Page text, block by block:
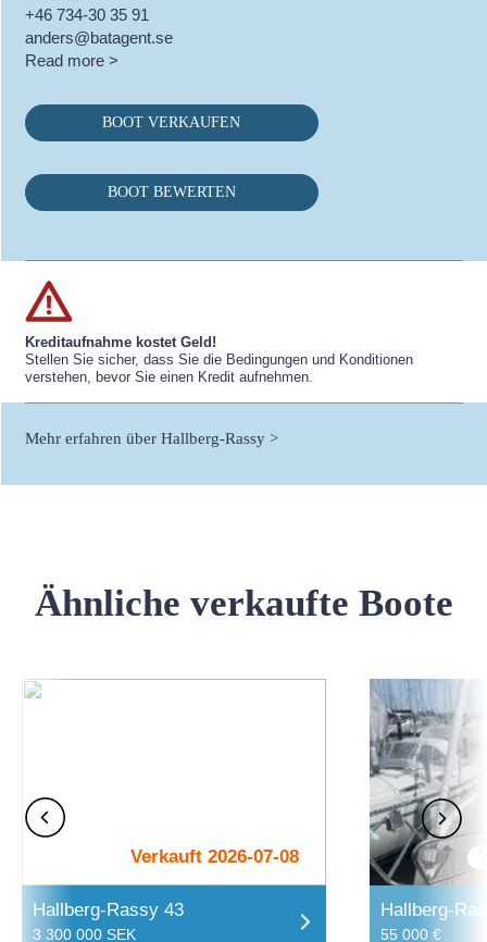
+46 734-30 35 91
anders@batagent.se
Read more >
BOOT VERKAUFEN
BOOT BEWERTEN
Kreditaufnahme kostet Geld!
Stellen Sie sicher, dass Sie die Bedingungen und Konditionen
verstehen, bevor Sie einen Kredit aufnehmen.
Mehr erfahren über Hallberg-Rassy >
Ähnliche verkaufte Boote
Verkauft 2026-07-08
Hallberg-Rassy 43
3 300 000 SEK
Hallberg-
55 000 €